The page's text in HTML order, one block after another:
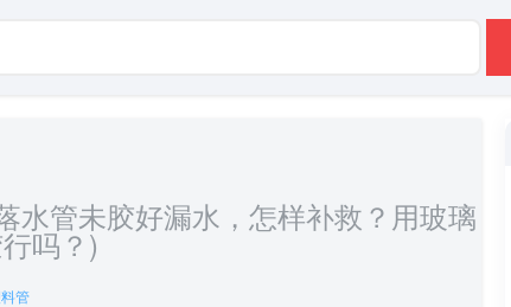
水管未胶好漏水，怎样补救？用玻璃
吗？)
管